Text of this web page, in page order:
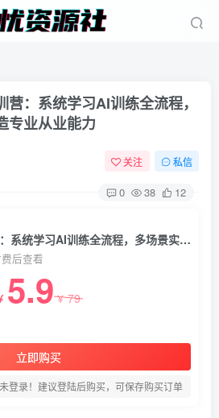
：系统学习AI训练全流程，
专业从业能力
关注 私信
0 38 12
人工智能训练师特训营：系统学习AI训练全流程，多场景实操演练打造专业从业能力
后查看
5.9￥79
立即购买
登录！建议登陆后购买，可保存购买订单